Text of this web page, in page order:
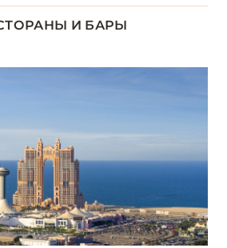
Hotel and Villas
Resort by Anantara
И БАРЫ